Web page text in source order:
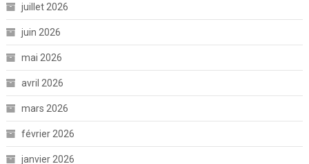
juillet 2026
juin 2026
mai 2026
avril 2026
mars 2026
février 2026
janvier 2026